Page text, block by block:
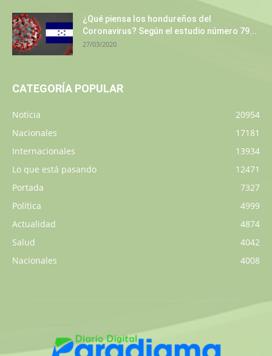
¿Qué piensa los hondureños del
Coronavirus? Según el estudio número 79...
27/03/2020
CATEGORÍA POPULAR
Noticia
20954
Nacionales
17181
Internacionales
13934
Lo que está pasando
12471
Portada
7327
Política
4999
Actualidad
4874
Salud
4042
Nacionales
4008